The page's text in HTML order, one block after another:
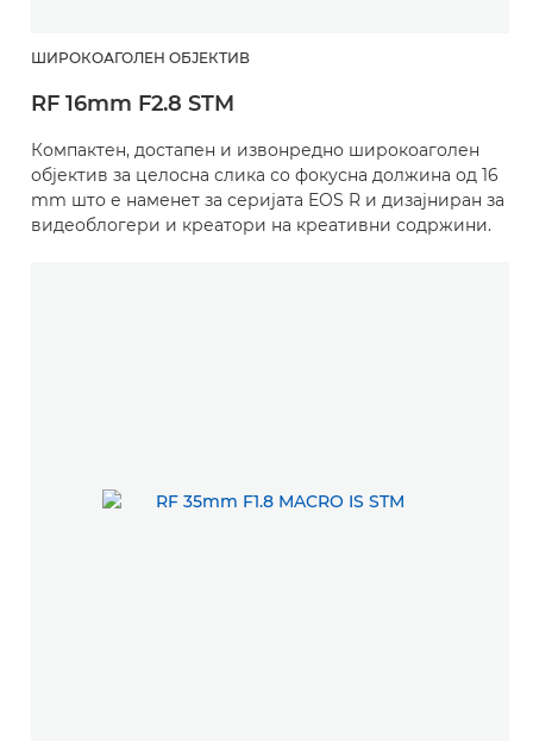
ШИРОКОАГОЛЕН ОБЈЕКТИВ
RF 16mm F2.8 STM
Компактен, достапен и извонредно широкоаголен
објектив за целосна слика со фокусна должина од 16
mm што е наменет за серијата EOS R и дизајниран за
видеоблогери и креатори на креативни содржини.